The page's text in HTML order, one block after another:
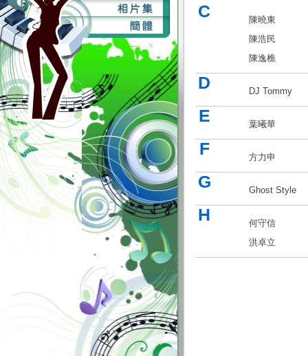
C
陳曉東
陳浩民
陳逸樵
D DJ Tommy
E 葉曦華
F 方力申
G Ghost Style
H
何守信
洪卓立